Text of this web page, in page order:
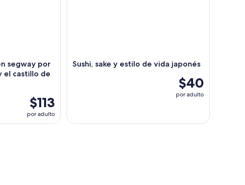
segway por
el castillo de
$113
por adulto
Sushi, sake y estilo de vida japonés
$40
por adulto